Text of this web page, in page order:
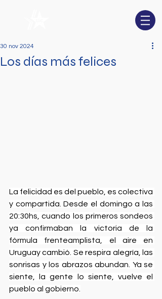
Los días más felices
30 nov 2024
La felicidad es del pueblo, es colectiva
y compartida. Desde el domingo a las
20:30hs, cuando los primeros sondeos
ya confirmaban la victoria de la
fórmula frenteamplista, el aire en
Uruguay cambió. Se respira alegría, las
sonrisas y los abrazos abundan. Ya se
siente, la gente lo siente, vuelve el
pueblo al gobierno.